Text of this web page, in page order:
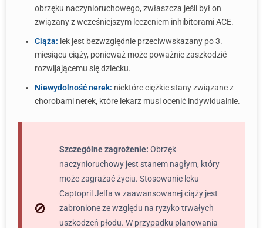
obrzęku naczynioruchowego, zwłaszcza jeśli był on
związany z wcześniejszym leczeniem inhibitorami ACE.
Ciąża: lek jest bezwzględnie przeciwwskazany po 3.
miesiącu ciąży, ponieważ może poważnie zaszkodzić
rozwijającemu się dziecku.
Niewydolność nerek: niektóre ciężkie stany związane z
chorobami nerek, które lekarz musi ocenić indywidualnie.
Szczególne zagrożenie: Obrzęk
naczynioruchowy jest stanem nagłym, który
może zagrażać życiu. Stosowanie leku
Captopril Jelfa w zaawansowanej ciąży jest
zabronione ze względu na ryzyko trwałych
uszkodzeń płodu. W przypadku planowania